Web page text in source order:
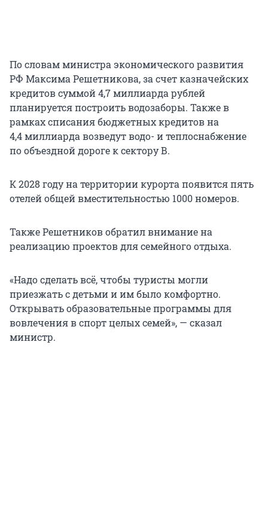
По словам министра экономического развития
РФ Максима Решетникова, за счет казначейских
кредитов суммой 4,7 миллиарда рублей
планируется построить водозаборы. Также в
рамках списания бюджетных кредитов на
4,4 миллиарда возведут водо- и теплоснабжение
по объездной дороге к сектору В.
К 2028 году на территории курорта появится пять
отелей общей вместительностью 1000 номеров.
Также Решетников обратил внимание на
реализацию проектов для семейного отдыха.
«Надо сделать всё, чтобы туристы могли
приезжать с детьми и им было комфортно.
Открывать образовательные программы для
вовлечения в спорт целых семей», — сказал
министр.